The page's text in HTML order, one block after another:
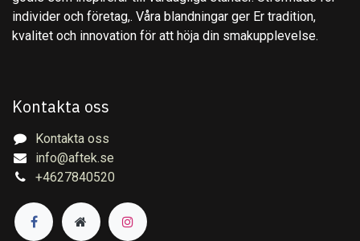
individer och företag,. Våra blandningar ger Er tradition,
kvalitet och innovation för att höja din smakupplevelse.
Kontakta oss
Kontakta oss
info@aftek.se
+4627840520